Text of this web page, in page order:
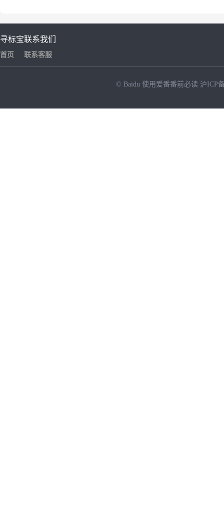
寻标宝
首页
联系我们
联系客服
© Baidu 使用爱番番前必读 沪ICP